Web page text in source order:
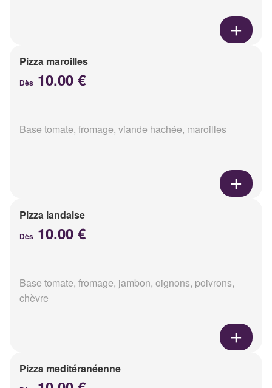
Pizza maroilles
Dès 10.00 €
Base tomate, fromage, viande hachée, maroilles
Pizza landaise
Dès 10.00 €
Base tomate, fromage, jambon, oignons, poivrons,
chèvre
Pizza meditéranéenne